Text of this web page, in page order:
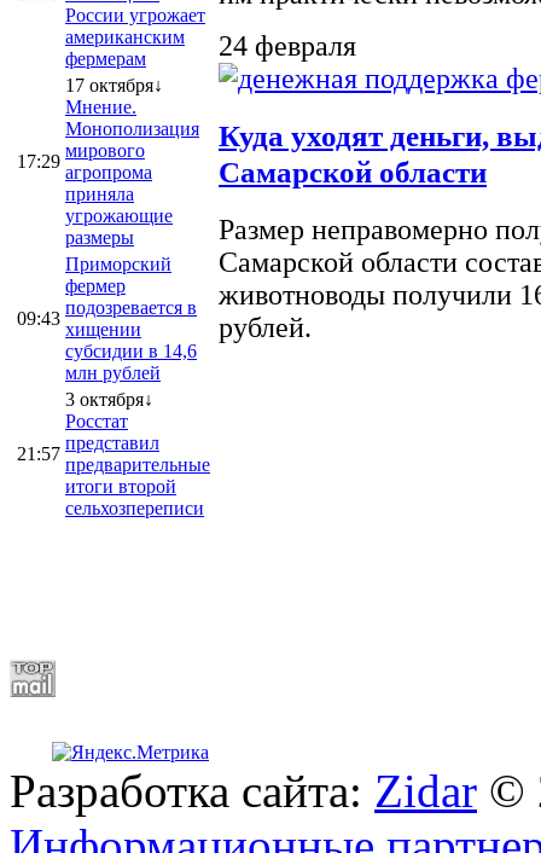
России угрожает
американским
фермерам
17:29
17 октября↓
Мнение.
Монополизация
мирового
агропрома
приняла
угрожающие
размеры
09:43
Приморский
фермер
подозревается в
хищении
субсидии в 14,6
млн рублей
21:57
3 октября↓
Росстат
представил
предварительные
итоги второй
сельхозпереписи
24 февраля
Куда уходят деньги,
Самарской области
Размер неправомерно
Самарской области
животноводы получили
рублей.
Разработка сайта: Zidar ©